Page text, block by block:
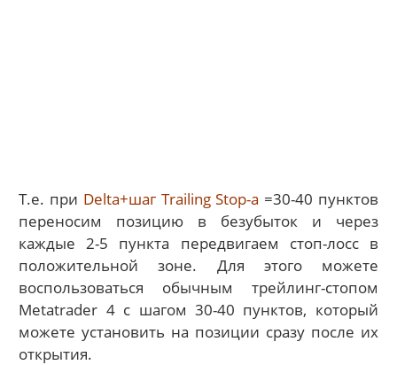
Т.е. при Delta+шаг Trailing Stop-а =30-40 пунктов
переносим позицию в безубыток и через
каждые 2-5 пункта передвигаем стоп-лосс в
положительной зоне. Для этого можете
воспользоваться обычным трейлинг-стопом
Metatrader 4 с шагом 30-40 пунктов, который
можете установить на позиции сразу после их
открытия.